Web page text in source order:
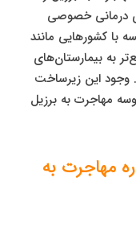
درمانی خصوصی
با کشورهایی مانند
به بیمارستان‌های
این زیرساخت
مهاجرت به برزیل
مهاجرت به